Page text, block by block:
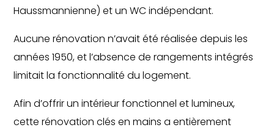
Haussmannienne) et un WC indépendant.
Aucune rénovation n’avait été réalisée depuis les
années 1950, et l’absence de rangements intégrés
limitait la fonctionnalité du logement.
Afin d’offrir un intérieur fonctionnel et lumineux,
cette rénovation clés en mains a entièrement